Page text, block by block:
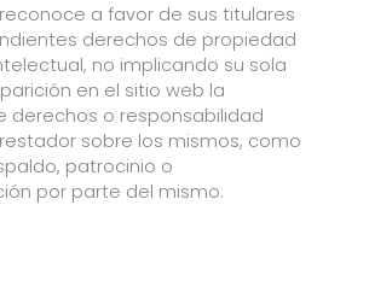
a favor de sus titulares
derechos de propiedad
no implicando su sola
en el sitio web la
derechos o responsabilidad
sobre los mismos, como
patrocinio o
por parte del mismo.